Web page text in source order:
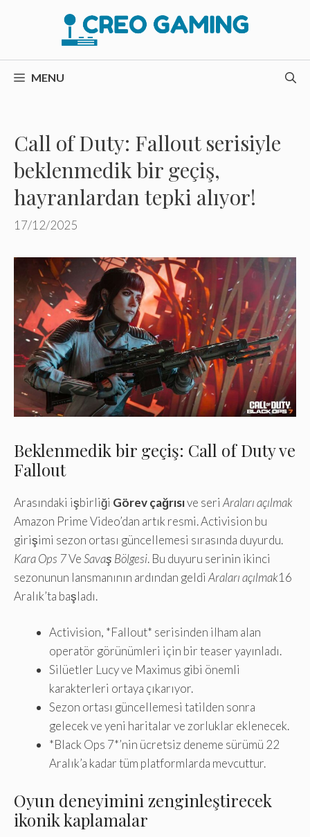
MENU
Call of Duty: Fallout serisiyle
beklenmedik bir geçiş,
hayranlardan tepki alıyor!
17/12/2025
Beklenmedik bir geçiş: Call of Duty ve
Fallout
Arasındaki işbirliği Görev çağrısıve seri Araları açılmak
Amazon Prime Video’dan artık resmi. Activision bu
girişimi sezon ortası güncellemesi sırasında duyurdu.
Kara Ops 7VeSavaş Bölgesi. Bu duyuru serinin ikinci
sezonunun lansmanının ardından geldi Araları açılmak16
Aralık’ta başladı.
Activision, *Fallout* serisinden ilham alan
operatör görünümleri için bir teaser yayınladı.
Silüetler Lucy ve Maximus gibi önemli
karakterleri ortaya çıkarıyor.
Sezon ortası güncellemesi tatilden sonra
gelecek ve yeni haritalar ve zorluklar eklenecek.
*Black Ops 7*’nin ücretsiz deneme sürümü 22
Aralık’a kadar tüm platformlarda mevcuttur.
Oyun deneyimini zenginleştirecek
ikonik kaplamalar